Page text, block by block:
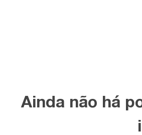
Ainda não há